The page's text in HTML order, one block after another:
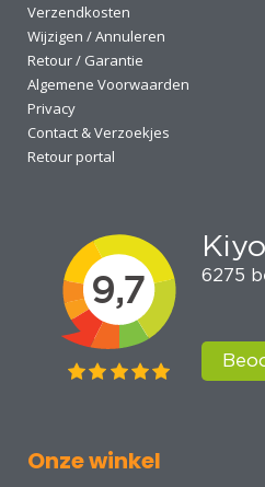
Verzendkosten
Wijzigen / Annuleren
Retour / Garantie
Algemene Voorwaarden
Privacy
Contact & Verzoekjes
Retour portal
Onze winkel